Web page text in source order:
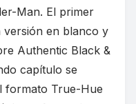
Man. El primer
versión en blanco y
Authentic Black &
capítulo se
formato True-Hue